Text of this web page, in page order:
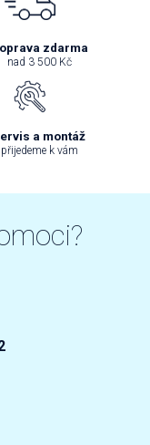
zdarma
nad 3 500 Kč
a montáž
přijedeme k vám